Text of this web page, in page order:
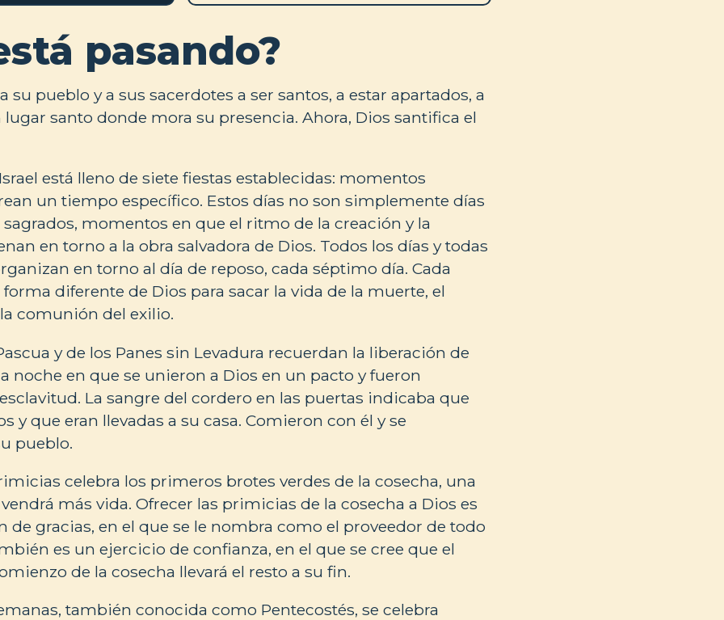
pasando?
su pueblo y a sus sacerdotes a ser santos, a estar apartados, a
santo donde mora su presencia. Ahora, Dios santifica el
está lleno de siete fiestas establecidas: momentos
un tiempo específico. Estos días no son simplemente días
sagrados, momentos en que el ritmo de la creación y la
en torno a la obra salvadora de Dios. Todos los días y todas
en torno al día de reposo, cada séptimo día. Cada
diferente de Dios para sacar la vida de la muerte, el
comunión del exilio.
y de los Panes sin Levadura recuerdan la liberación de
noche en que se unieron a Dios en un pacto y fueron
La sangre del cordero en las puertas indicaba que
y que eran llevadas a su casa. Comieron con él y se
pueblo.
celebra los primeros brotes verdes de la cosecha, una
más vida. Ofrecer las primicias de la cosecha a Dios es
de gracias, en el que se le nombra como el proveedor de todo
es un ejercicio de confianza, en el que se cree que el
de la cosecha llevará el resto a su fin.
también conocida como Pentecostés, se celebra